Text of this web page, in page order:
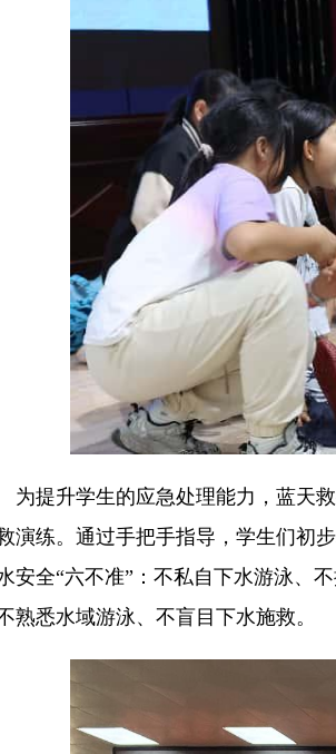
提升学生的应急处理能力，蓝天救
演练。通过手把手指导，学生们初
安全“六不准”：不私自下水游泳、
熟悉水域游泳、不盲目下水施救。